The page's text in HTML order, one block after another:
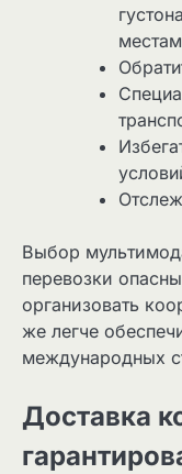
Выбор
перевозки
организовать
же легче
международных
Доставка